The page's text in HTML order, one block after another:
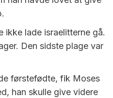
ikke lade israelitterne gå.
Den sidste plage var
førstefødte, fik Moses
han skulle give videre